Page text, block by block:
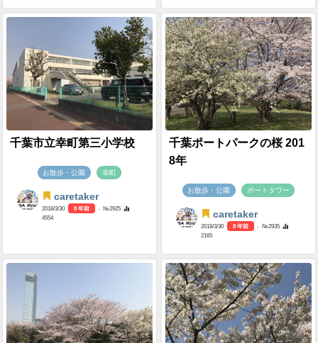
千葉市立幸町第三小学校
お散歩・公園 幸町
caretaker
2018/3/30 8 年前
- №2925
4554
千葉ポートパークの桜 201
8年
お散歩・公園 ポートタワー
caretaker
2018/3/30 8 年前
- №2935
2165